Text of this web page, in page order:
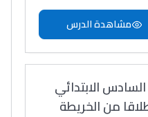
مشاهدة الدرس
الابتدائي
من الخريطة